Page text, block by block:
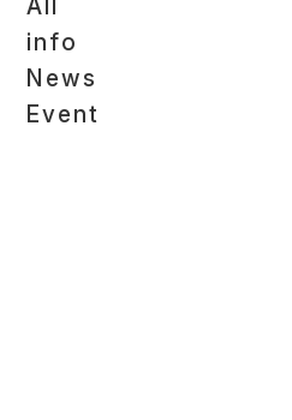
All
info
News
Event